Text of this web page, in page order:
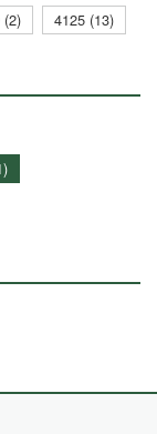
(2) 4125 (13)